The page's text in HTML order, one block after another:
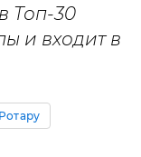
Топ-30
и входит в